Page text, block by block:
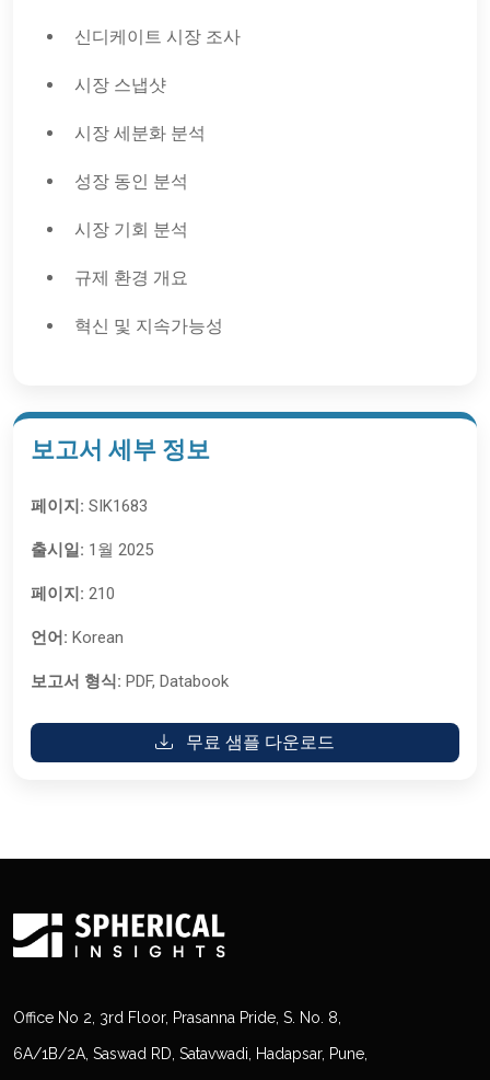
신디케이트 시장 조사
시장 스냅샷
시장 세분화 분석
성장 동인 분석
시장 기회 분석
규제 환경 개요
혁신 및 지속가능성
보고서 세부 정보
페이지: SIK1683
출시일: 1월 2025
페이지: 210
언어: Korean
보고서 형식: PDF, Databook
무료 샘플 다운로드
Office No 2, 3rd Floor, Prasanna Pride, S. No. 8,
6A/1B/2A, Saswad RD, Satavwadi, Hadapsar, Pune,